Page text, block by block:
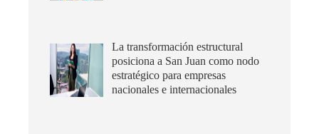
La transformación estructural
posiciona a San Juan como nodo
estratégico para empresas
nacionales e internacionales